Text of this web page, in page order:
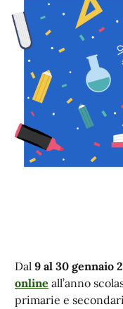
Dal 9 al 30 gennaio
online all’anno
primarie e